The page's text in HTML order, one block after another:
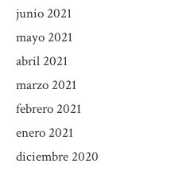
junio 2021
mayo 2021
abril 2021
marzo 2021
febrero 2021
enero 2021
diciembre 2020